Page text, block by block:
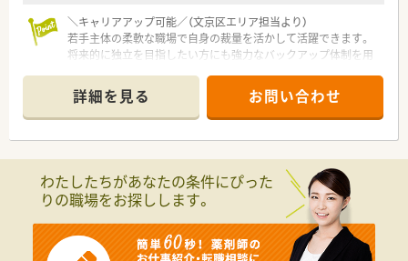
＼キャリアアップ可能／（文京区エリア担当より）
若手主体の柔軟な職場で自身の裁量を活かして活躍できます。
将来的に独立を目指したい方にも強力なバックアップ体制を用
＊------------------------------------------＊
【店舗情報と応需状況について】
■千石駅から徒歩1分の好立地にある調剤薬局となります。
■薬剤師は常勤1名と非常勤6名体制で運営しています。
【勤務実態について】
■平日は9時から19時まで土曜は13時半までの開局です。
■日祝休みに加えてシフトによるお休みが取得できます。
■時間外手当など各種手当がしっかりと支給されます。
詳細を見る お問い合わせ
わたしたちがあなたの条件にぴった
りの職場をお探しします。